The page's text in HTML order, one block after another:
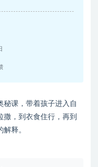
秘课，带着孩子进入自
撒，到衣食住行，再到
释。